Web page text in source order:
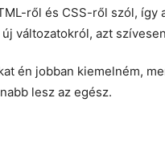
ről és CSS-ről szól, így
változatokról, azt
én jobban kiemelném,
lesz az egész.